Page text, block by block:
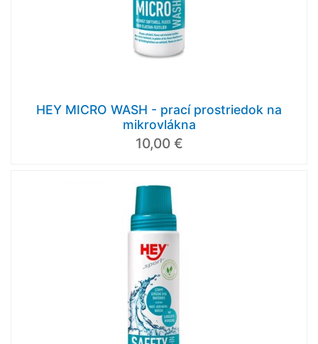
HEY MICRO WASH - prací prostriedok na
mikrovlákna
10,00 €